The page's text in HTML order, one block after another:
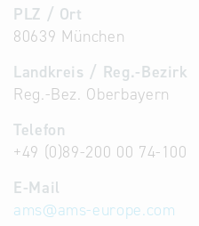
PLZ / Ort
80639 München
Landkreis / Reg.-Bezirk
Reg.-Bez. Oberbayern
Telefon
+49 (0)89-200 00 74-100
E-Mail
ams@ams-europe.com